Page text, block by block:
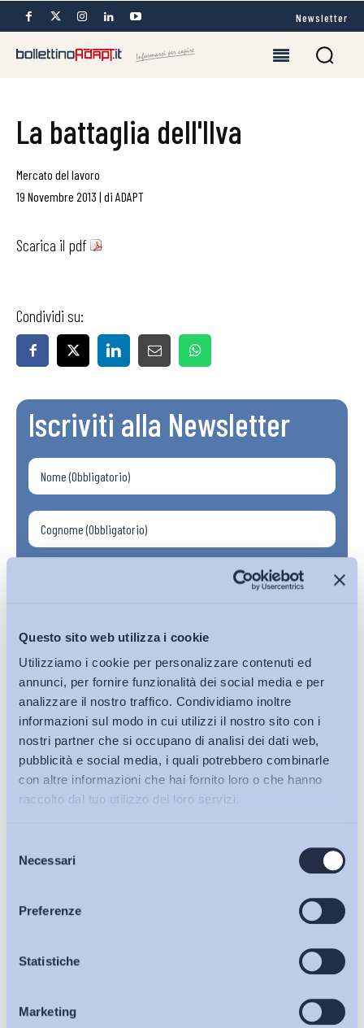
Questo sito web utilizza i cookie
Utilizziamo i cookie per personalizzare contenuti ed
annunci, per fornire funzionalità dei social media e per
analizzare il nostro traffico. Condividiamo inoltre
informazioni sul modo in cui utilizzi il nostro sito con i
nostri partner che si occupano di analisi dei dati web,
pubblicità e social media, i quali potrebbero combinarle
con altre informazioni che hai fornito loro o che hanno
raccolto dal tuo utilizzo dei loro servizi.
delNecessari
Preferenze
Statistiche
Marketing
Bollettini ADAPT
Articoli
Osservatori
Eventi
Newsletter
La battaglia dell'Ilva
Mercato del lavoro
19 Novembre 2013 | di ADAPT
Scarica il pdf
Condividi su:
Iscriviti alla Newsletter
sulla pagina della
Iscriviti